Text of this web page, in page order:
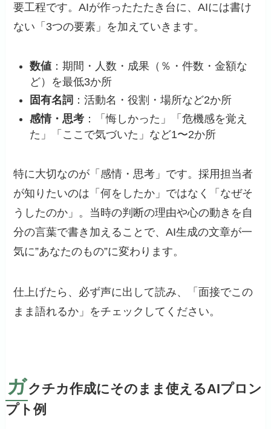
要工程です。AIが作ったたたき台に、AIには書け
ない「3つの要素」を加えていきます。
数値 ：期間・人数・成果（％・件数・金額な
ど）を最低3か所
固有名詞 ：活動名・役割・場所など2か所
感情・思考 ：「悔しかった」「危機感を覚え
た」「ここで気づいた」など1〜2か所
特に大切なのが「感情・思考」です。採用担当者
が知りたいのは「何をしたか」ではなく「なぜそ
うしたのか」。当時の判断の理由や心の動きを自
分の言葉で書き加えることで、AI生成の文章が一
気に”あなたのもの”に変わります。
仕上げたら、必ず声に出して読み、「面接でこの
まま語れるか」をチェックしてください。
ガクチカ作成にそのまま使えるAIプロン
プト例